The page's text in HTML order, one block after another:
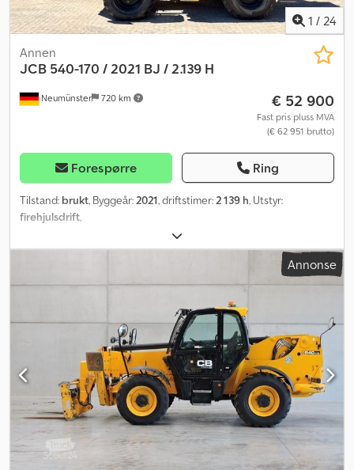
1 / 24
Neumünster 720 km
Annen
JCB 540-170 / 2021 BJ / 2.139 H
€ 52 900
Fast pris pluss MVA
(€ 62 951 brutto)
Forespørre Ring
Tilstand: brukt, Byggeår:2021, driftstimer:2 139 h, Utstyr:
firehjulsdrift,
Annonse